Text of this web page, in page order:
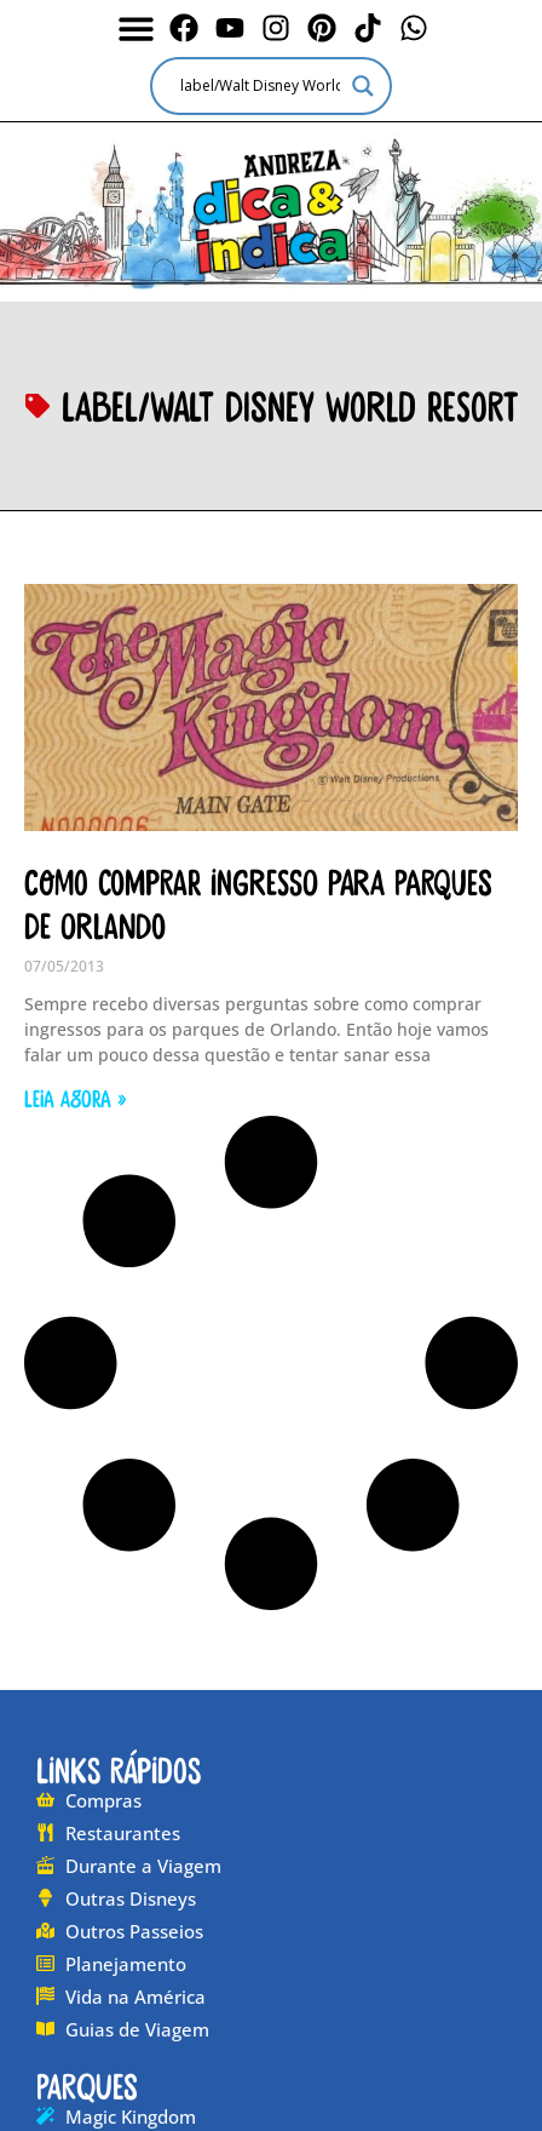
label/Walt Disney World Resort
Como comprar ingresso para parques
de Orlando
07/05/2013
Sempre recebo diversas perguntas sobre como comprar
ingressos para os parques de Orlando. Então hoje vamos
falar um pouco dessa questão e tentar sanar essa
LEIA AGORA »
Links Rápidos
Compras
Restaurantes
Durante a Viagem
Outras Disneys
Outros Passeios
Planejamento
Vida na América
Guias de Viagem
Parques
Magic Kingdom